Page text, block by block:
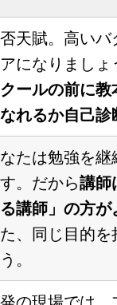
天賦。高い
になりましょ
ールの前に
れるか自己診
たは勉強を
。だから講師
講師」の方が
、同じ目的
。